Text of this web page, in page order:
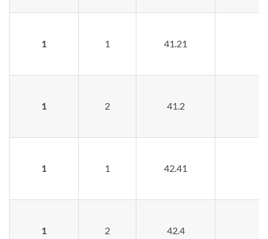
1 1 41.21
1 2 41.2
1 1 42.41
1 2 42.4